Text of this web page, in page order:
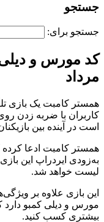
جستجو
جستجو برای:
مرداد
کاربران با ضربه زدن
است در آینده بین
به‌زودی ایردراپ این
لیست خواهد شد.
این بازی علاوه بر
مورس و دیلی کمبو دارد
بیشتری کسب کنید.